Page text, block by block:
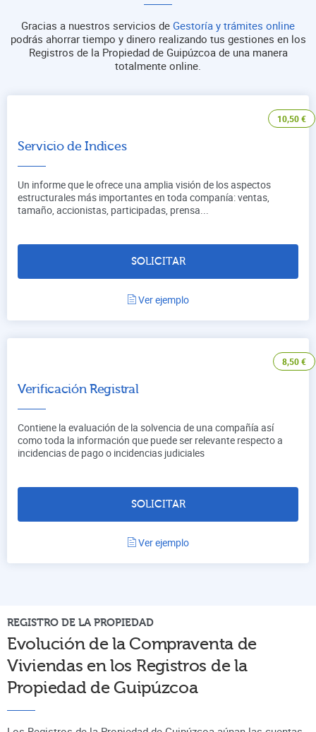
Gracias a nuestros servicios de Gestoría y trámites online
podrás ahorrar tiempo y dinero realizando tus gestiones en los
Registros de la Propiedad de Guipúzcoa de una manera
totalmente online.
10,50€
Servicio de Indices
Un informe que le ofrece una amplia visión de los aspectos
estructurales más importantes en toda companía: ventas,
tamaño, accionistas, participadas, prensa...
SOLICITAR
Ver ejemplo
8,50€
Verificación Registral
Contiene la evaluación de la solvencia de una compañía así
como toda la información que puede ser relevante respecto a
incidencias de pago o incidencias judiciales
SOLICITAR
Ver ejemplo
REGISTRO DE LA PROPIEDAD
Evolución de la Compraventa de
Viviendas en los Registros de la
Propiedad deGuipúzcoa